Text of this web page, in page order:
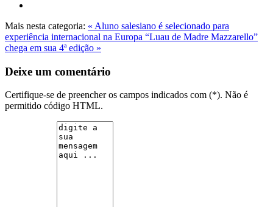
Mais nesta categoria: « Aluno salesiano é selecionado para
experiência internacional na Europa “Luau de Madre Mazzarello”
chega em sua 4ª edição »
Deixe um comentário
Certifique-se de preencher os campos indicados com (*). Não é
permitido código HTML.